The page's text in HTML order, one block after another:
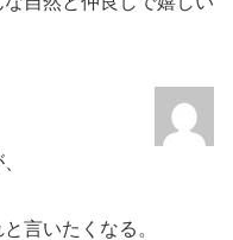
言いたくなる。